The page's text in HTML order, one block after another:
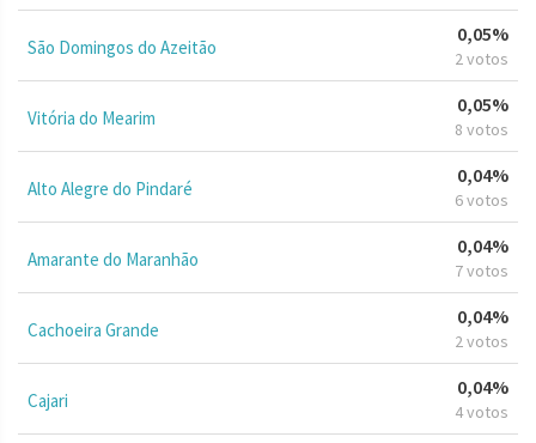
São Domingos do Azeitão
0,05%
2 votos
Vitória do Mearim
0,05%
8 votos
Alto Alegre do Pindaré
0,04%
6 votos
Amarante do Maranhão
0,04%
7 votos
Cachoeira Grande
0,04%
2 votos
Cajari
0,04%
4 votos